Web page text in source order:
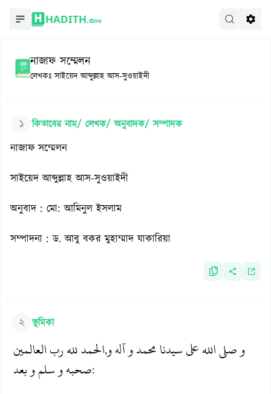
HADITH.One
নাজাফ সম্মেলন
লেখকঃ সাইয়েদ আব্দুল্লাহ আস-সুওয়াইদী
১ কিতাবের নাম/ লেখক/ অনুবাদক/ সম্পাদক
নাজাফ সম্মেলন
সাইয়েদ আব্দুল্লাহ আস-সুওয়াইদী
অনুবাদ : মো: আমিনুল ইসলাম
সম্পাদনা : ড. আবু বকর মুহাম্মাদ যাকারিয়া
২ ভূমিকা
الحمد لله رب العالمين,و صلى الله على سيدنا محمد و آله و
صحبه و سلم و بعد: